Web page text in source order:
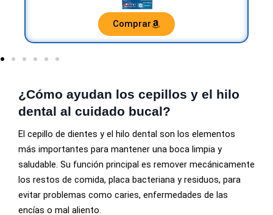
Comprar
¿Cómo ayudan los cepillos y el hilo
dental al cuidado bucal?
El cepillo de dientes y el hilo dental son los elementos
más importantes para mantener una boca limpia y
saludable. Su función principal es remover mecánicamente
los restos de comida, placa bacteriana y residuos, para
evitar problemas como caries, enfermedades de las
encías o mal aliento.